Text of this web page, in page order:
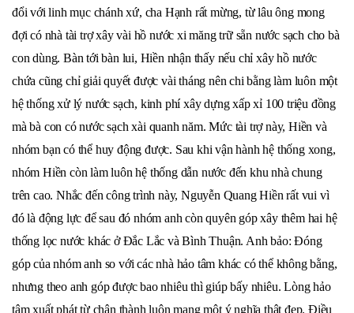
đổi với linh mục chánh xứ, cha Hạnh rất mừng, từ lâu ông mong
đợi có nhà tài trợ xây vài hồ nước xi măng trữ sẵn nước sạch cho bà
con dùng. Bàn tới bàn lui, Hiền nhận thấy nếu chỉ xây hồ nước
chứa cũng chỉ giải quyết được vài tháng nên chi bằng làm luôn một
hệ thống xử lý nước sạch, kinh phí xây dựng xấp xỉ 100 triệu đồng
mà bà con có nước sạch xài quanh năm. Mức tài trợ này, Hiền và
nhóm bạn có thể huy động được. Sau khi vận hành hệ thống xong,
nhóm Hiền còn làm luôn hệ thống dẫn nước đến khu nhà chung
trên cao. Nhắc đến công trình này, Nguyễn Quang Hiền rất vui vì
đó là động lực để sau đó nhóm anh còn quyên góp xây thêm hai hệ
thống lọc nước khác ở Đắc Lắc và Bình Thuận. Anh bảo: Đóng
góp của nhóm anh so với các nhà hảo tâm khác có thể không bằng,
nhưng theo anh góp được bao nhiêu thì giúp bấy nhiêu. Lòng hảo
tâm xuất phát từ chân thành luôn mang một ý nghĩa thật đẹp. Điều